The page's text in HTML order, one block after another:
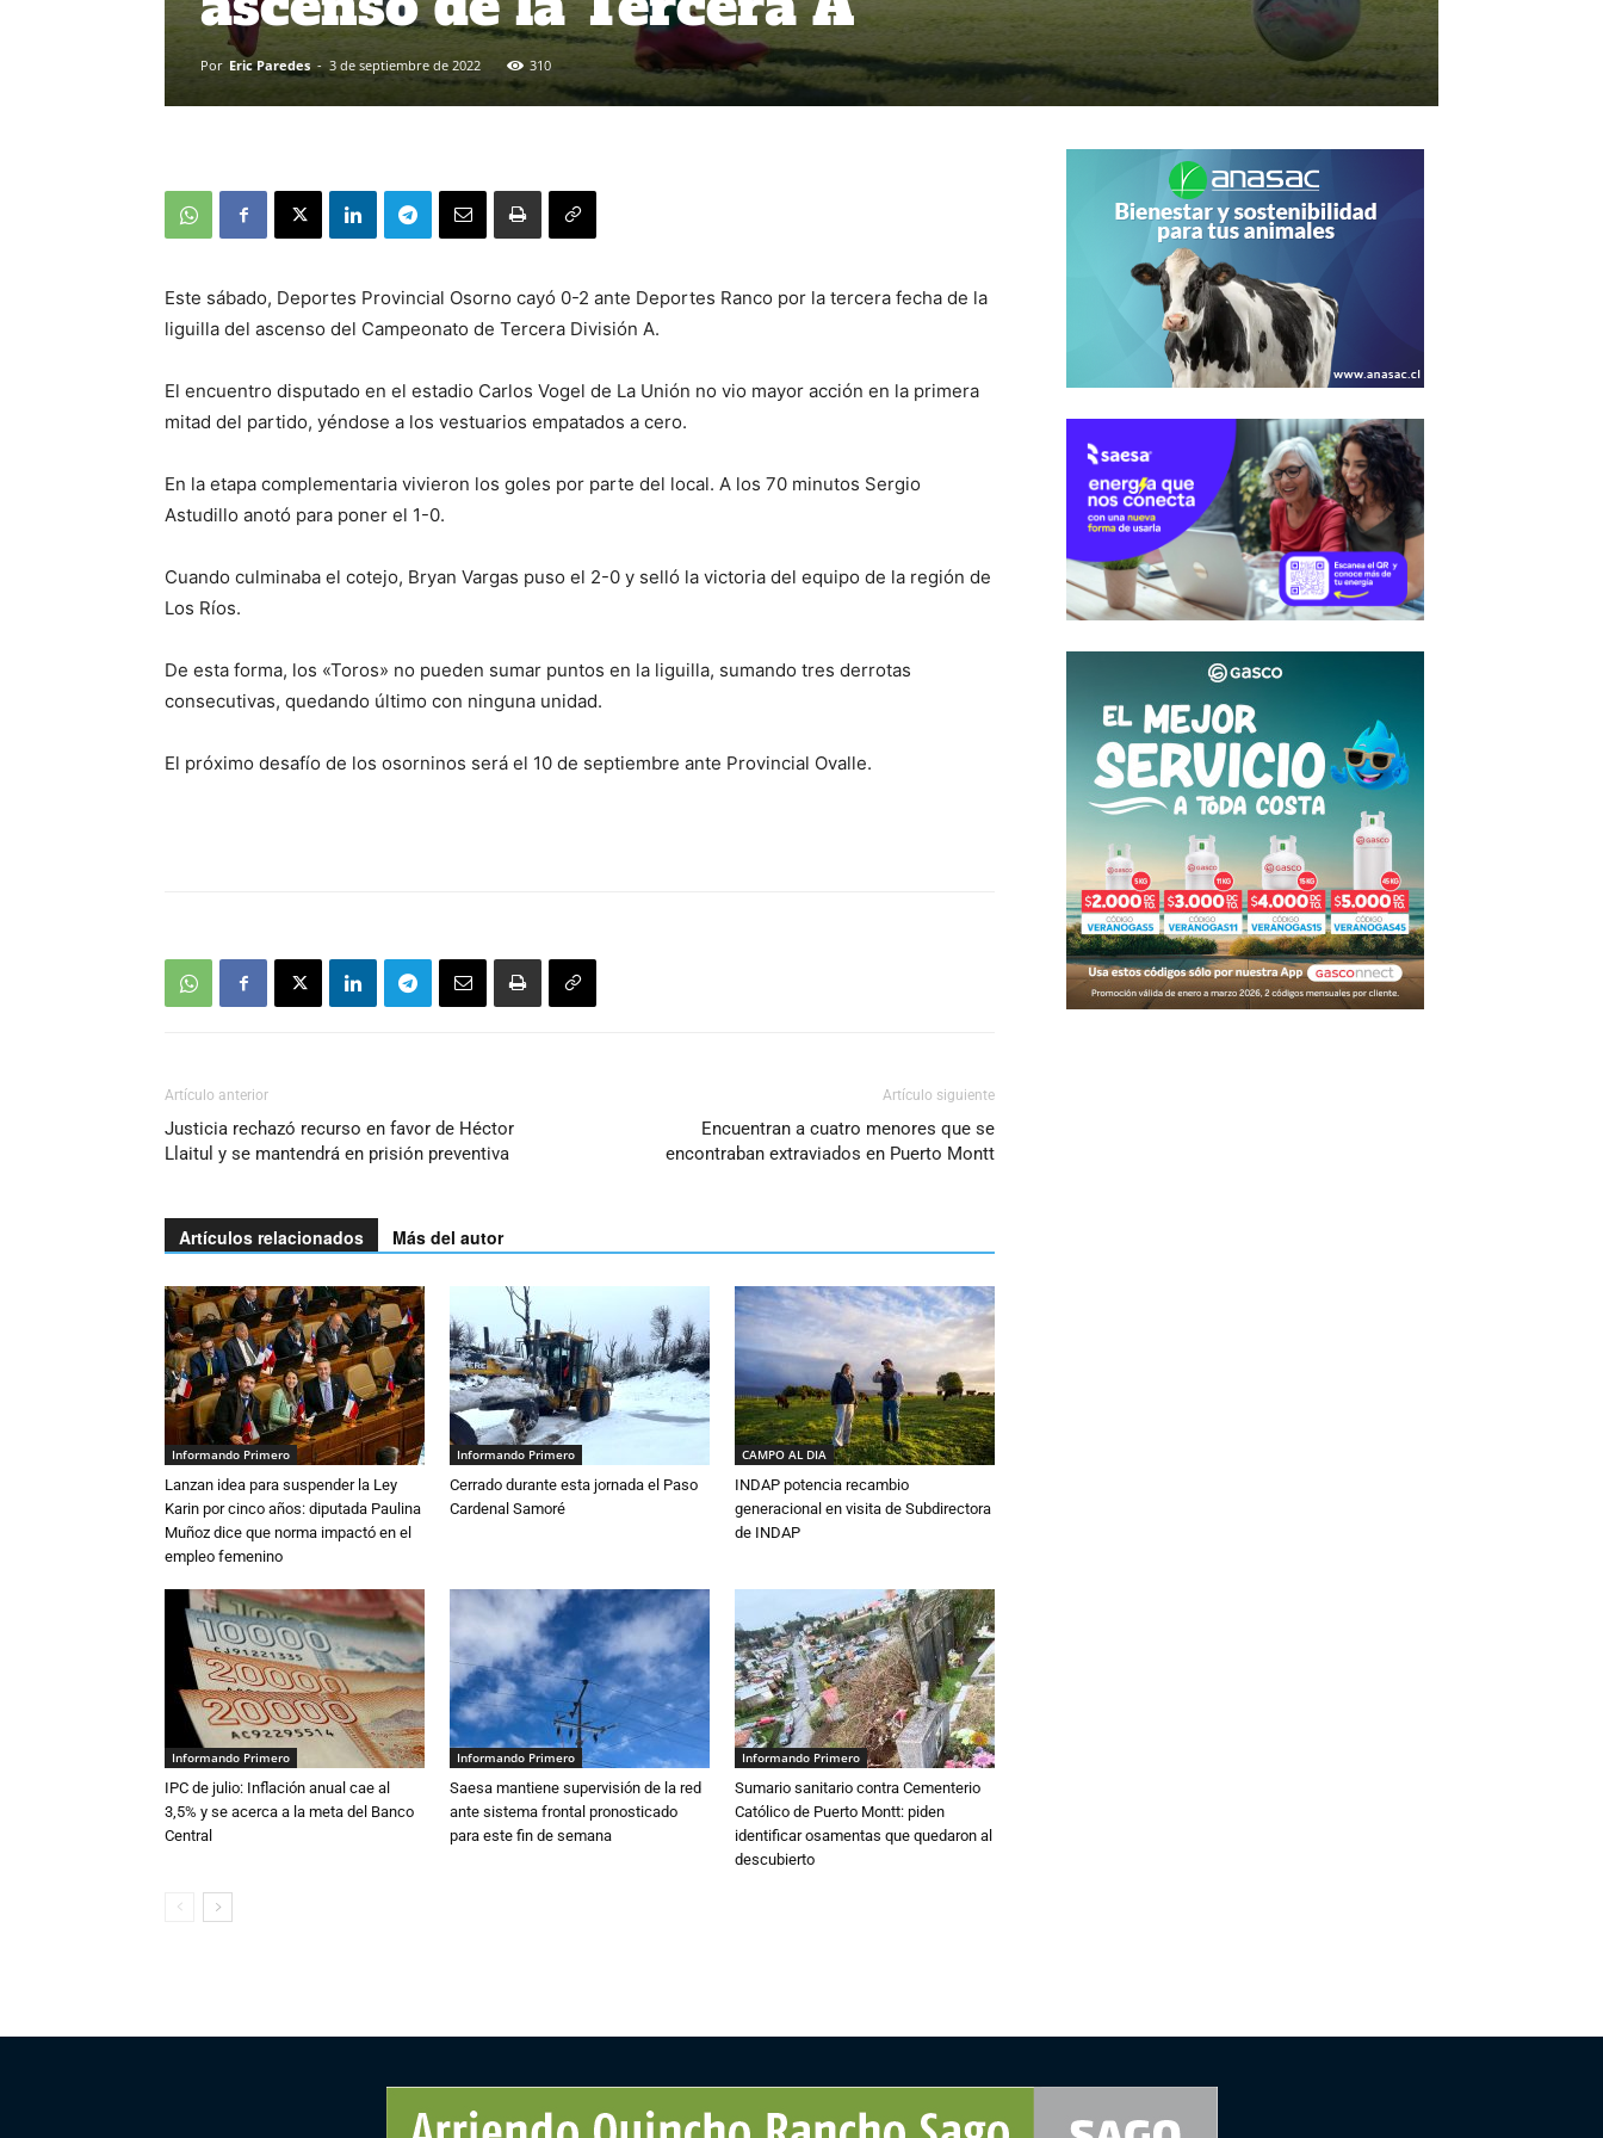
Por Eric Paredes - 3 de septiembre de 2022 310
Este sábado, Deportes Provincial Osorno cayó 0-2 ante Deportes Ranco por la tercera fecha de la
liguilla del ascenso del Campeonato de Tercera División A.
El encuentro disputado en el estadio Carlos Vogel de La Unión no vio mayor acción en la primera
mitad del partido, yéndose a los vestuarios empatados a cero.
En la etapa complementaria vivieron los goles por parte del local. A los 70 minutos Sergio
Astudillo anotó para poner el 1-0.
Cuando culminaba el cotejo, Bryan Vargas puso el 2-0 y selló la victoria del equipo de la región de
Los Ríos.
De esta forma, los «Toros» no pueden sumar puntos en la liguilla, sumando tres derrotas
consecutivas, quedando último con ninguna unidad.
El próximo desafío de los osorninos será el 10 de septiembre ante Provincial Ovalle.
Artículo anterior
Justicia rechazó recurso en favor de Héctor
Llaitul y se mantendrá en prisión preventiva
Artículo siguiente
Encuentran a cuatro menores que se
encontraban extraviados en Puerto Montt
Artículos relacionados Más del autor
Informando Primero
Lanzan idea para suspender la Ley
Karin por cinco años: diputada Paulina
Muñoz dice que norma impactó en el
empleo femenino
Informando Primero
Cerrado durante esta jornada el Paso
Cardenal Samoré
CAMPO AL DIA
INDAP potencia recambio
generacional en visita de Subdirectora
de INDAP
Informando Primero
IPC de julio: Inflación anual cae al
3,5% y se acerca a la meta del Banco
Central
Informando Primero
Saesa mantiene supervisión de la red
ante sistema frontal pronosticado
para este fin de semana
Informando Primero
Sumario sanitario contra Cementerio
Católico de Puerto Montt: piden
identificar osamentas que quedaron al
descubierto